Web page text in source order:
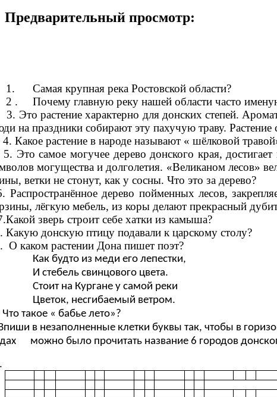
Предварительный просмотр:
крупная река Ростовской области?
Почему главную реку нашей области часто
растение характерно для донских степей.
на праздники собирают эту пахучую траву. Растение
растение в народе называют « шёлковой
самое могучее дерево донского края,
могущества и долголетия. «Великаном лесов»
ветки не стонут, как у сосны. Что это за дерево?
дерево пойменных лесов,
лёгкую мебель, из коры делают прекрасный
зверь строит себе хатки из камыша?
донскую птицу подавали к царскому столу?
каком растении Дона пишет поэт?
Как будто из меди его лепестки,
И стебель свинцового цвета.
Стоит на Кургане у самой реки
Цветок, несгибаемый ветром.
такое « бабье лето»?
в незаполненные клетки буквы так, чтобы в
можно было прочитать название 6 городов